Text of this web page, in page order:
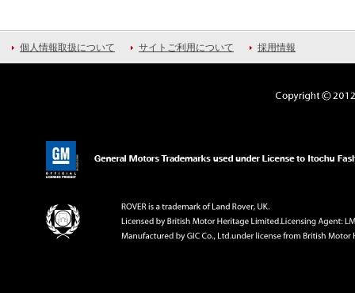
個人情報取扱について サイトご利用について 採用情報